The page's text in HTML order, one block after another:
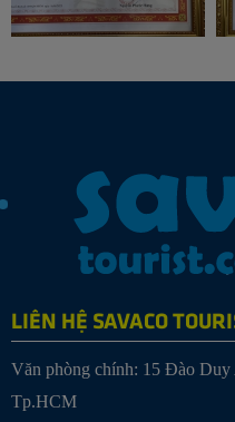
LIÊN HỆ SAVACO
Văn phòng chính: 15 Đào
Tp.HCM